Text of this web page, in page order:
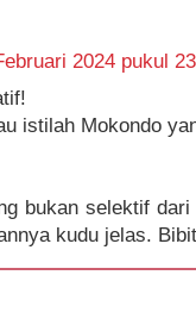
2024 pukul
istilah Mokondo
bukan selektif
kudu jelas.